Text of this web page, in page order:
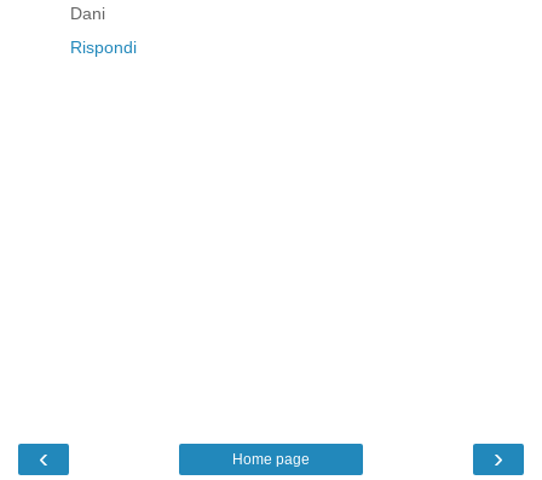
Dani
Rispondi
‹ ›
Home page